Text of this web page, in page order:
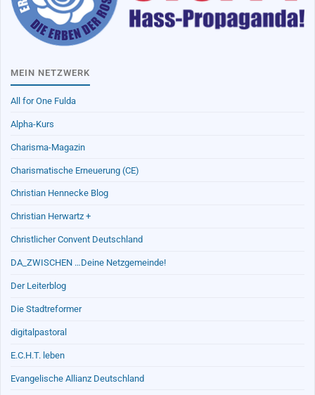
MEIN NETZWERK
All for One Fulda
Alpha-Kurs
Charisma-Magazin
Charismatische Erneuerung (CE)
Christian Hennecke Blog
Christian Herwartz +
Christlicher Convent Deutschland
DA_ZWISCHEN …Deine Netzgemeinde!
Der Leiterblog
Die Stadtreformer
digitalpastoral
E.C.H.T. leben
Evangelische Allianz Deutschland